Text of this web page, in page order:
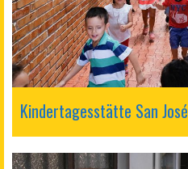
Kindertagesstätte San José